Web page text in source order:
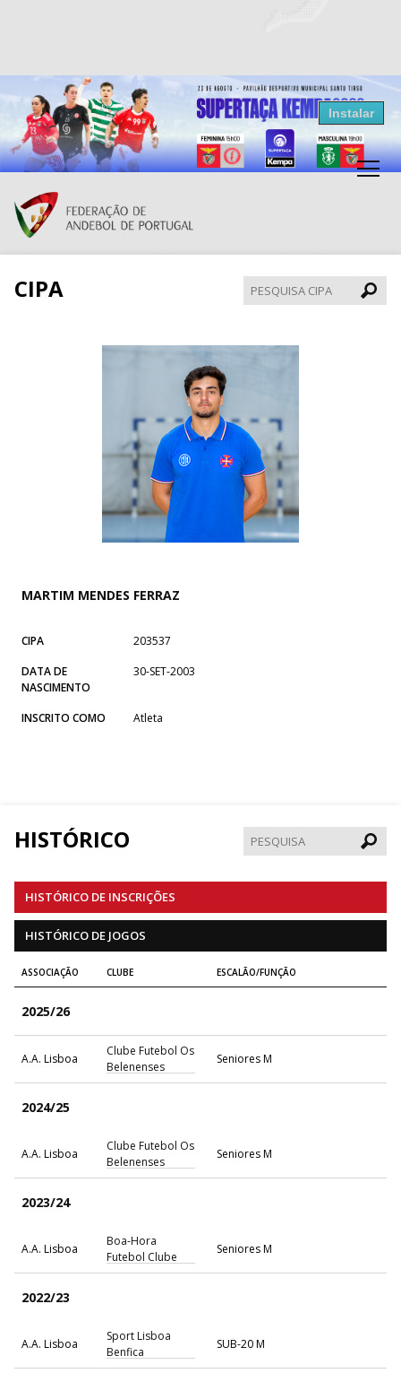
Resultados Andebol
Federação de Andebol de Portugal
Grátis - Disponivel na Play Store
Instalar
CIPA
CIPA
MARTIM MENDES FERRAZ
CIPA
203537
DATA DE
NASCIMENTO
30-SET-2003
INSCRITO COMO Atleta
HISTÓRICO
HISTÓRICO DE INSCRIÇÕES
HISTÓRICO DE JOGOS
ASSOCIAÇÃO CLUBE ESCALÃO/FUNÇÃO
2025/26
A.A. Lisboa
Clube Futebol Os
Belenenses
Seniores M
2024/25
A.A. Lisboa
Clube Futebol Os
Belenenses
Seniores M
2023/24
A.A. Lisboa
Boa-Hora
Futebol Clube
Seniores M
2022/23
A.A. Lisboa
Sport Lisboa
Benfica
SUB-20 M